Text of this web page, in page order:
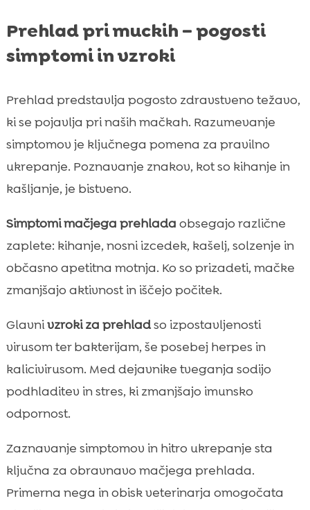
Prehlad pri muckih – pogosti
simptomi in vzroki
Prehlad predstavlja pogosto zdravstveno težavo,
ki se pojavlja pri naših mačkah. Razumevanje
simptomov je ključnega pomena za pravilno
ukrepanje. Poznavanje znakov, kot so kihanje in
kašljanje, je bistveno.
Simptomi mačjega prehlada obsegajo različne
zaplete: kihanje, nosni izcedek, kašelj, solzenje in
občasno apetitna motnja. Ko so prizadeti, mačke
zmanjšajo aktivnost in iščejo počitek.
Glavnivzroki za prehladso izpostavljenosti
virusom ter bakterijam, še posebej herpes in
kalicivirusom. Med dejavnike tveganja sodijo
podhladitev in stres, ki zmanjšajo imunsko
odpornost.
Zaznavanje simptomov in hitro ukrepanje sta
ključna za obravnavo mačjega prehlada.
Primerna nega in obisk veterinarja omogočata